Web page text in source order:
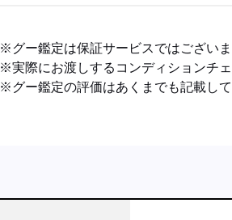
※グー鑑定は保証サービスではござい
※実際にお渡しするコンディションチ
※グー鑑定の評価はあくまでも記載し